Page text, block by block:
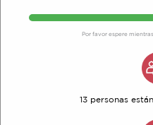
Por favor espere
13 personas